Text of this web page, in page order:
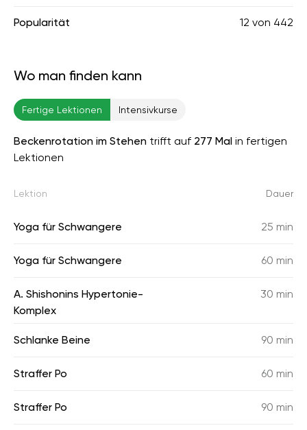
Popularität 12 von 442
Wo man finden kann
Fertige Lektionen Intensivkurse
Beckenrotation im Stehen trifft auf 277 Mal in fertigen
Lektionen
Lektion Dauer
Yoga für Schwangere 25 min
Yoga für Schwangere 60 min
A. Shishonins Hypertonie-
Komplex
30 min
Schlanke Beine 90 min
Straffer Po 60 min
Straffer Po 90 min